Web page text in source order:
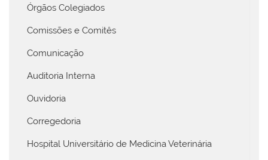
Órgãos Colegiados
Comissões e Comitês
Comunicação
Auditoria Interna
Ouvidoria
Corregedoria
Hospital Universitário de Medicina Veterinária